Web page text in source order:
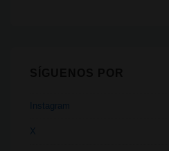
Instagram
X